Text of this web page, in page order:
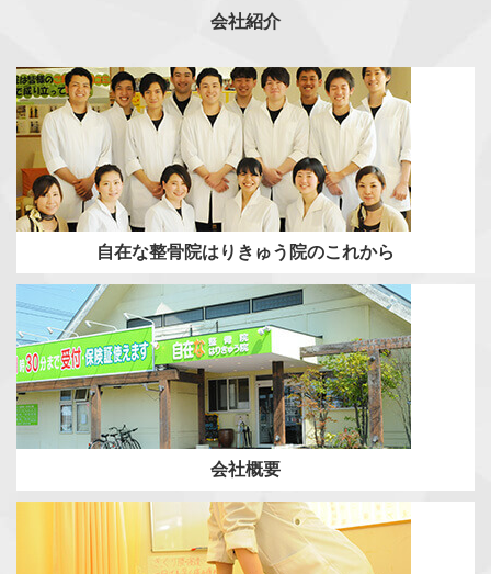
会社紹介
自在な整骨院はりきゅう院のこれから
会社概要